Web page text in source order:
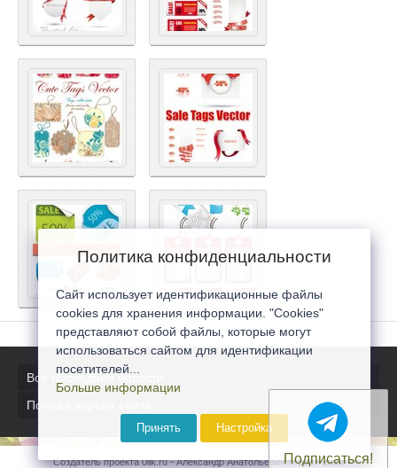
Все последние новости
Полная версия сайта
Создатель проекта 0lik.ru - Александр Анатольевич © 2007-2026
Подписаться!
Политика конфиденциальности
Сайт использует идентификационные файлы
cookies для хранения информации. "Cookies"
представляют собой файлы, которые могут
использоваться сайтом для идентификации
посетителей...
Больше информации
Принять Настройка